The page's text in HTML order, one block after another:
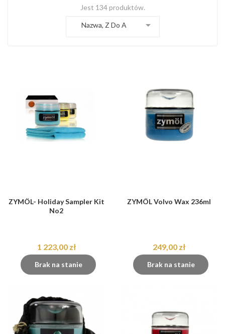
Jest 134 produktów.
Nazwa, Z Do A 
ZYMÖL- Holiday Sampler Kit
No2
1 223,00 zł
Brak na stanie
ZYMÖL Volvo Wax 236ml
249,00 zł
Brak na stanie